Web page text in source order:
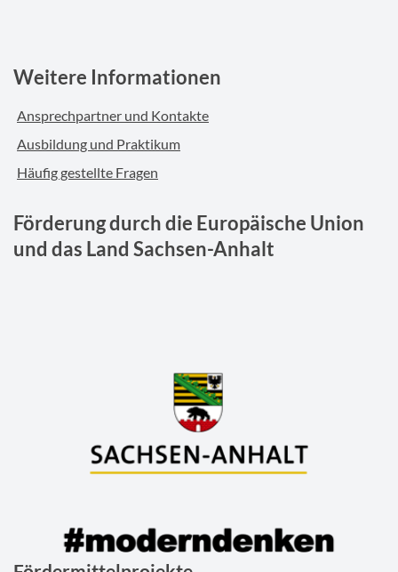
Weitere Informationen
Ansprechpartner und Kontakte
Ausbildung und Praktikum
Häufig gestellte Fragen
Förderung durch die Europäische Union
und das Land Sachsen-Anhalt